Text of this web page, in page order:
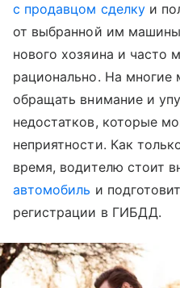
с продавцом сделкуи
от выбранной им
нового хозяина и часто
рационально. На многие
обращать внимание и
недостатков, которые
неприятности. Как
время, водителю стоит
автомобиль и
регистрации в ГИБДД.